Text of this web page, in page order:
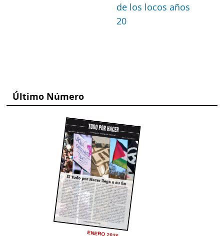
de los locos años
20
Último Número
ENERO 2026